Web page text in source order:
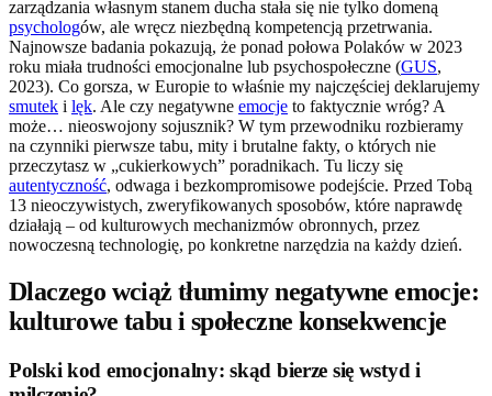
zarządzania własnym stanem ducha stała się nie tylko domeną
psychologów, ale wręcz niezbędną kompetencją przetrwania.
Najnowsze badania pokazują, że ponad połowa Polaków w 2023
roku miała trudności emocjonalne lub psychospołeczne (GUS,
2023). Co gorsza, w Europie to właśnie my najczęściej deklarujemy
smutek i lęk. Ale czy negatywne emocje to faktycznie wróg? A
może… nieoswojony sojusznik? W tym przewodniku rozbieramy
na czynniki pierwsze tabu, mity i brutalne fakty, o których nie
przeczytasz w „cukierkowych” poradnikach. Tu liczy się
autentyczność, odwaga i bezkompromisowe podejście. Przed Tobą
13 nieoczywistych, zweryfikowanych sposobów, które naprawdę
działają – od kulturowych mechanizmów obronnych, przez
nowoczesną technologię, po konkretne narzędzia na każdy dzień.
Dlaczego wciąż tłumimy negatywne emocje:
kulturowe tabu i społeczne konsekwencje
Polski kod emocjonalny: skąd bierze się wstyd i